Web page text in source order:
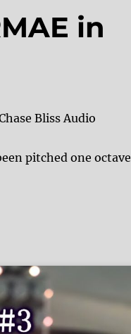
in
Bliss Audio
pitched one octave